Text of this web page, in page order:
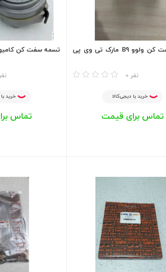
تسمه سفت کن ولوو B9 مارک تی وی پی
0 نفر
خرید با دیجی‌کالا
تماس برای قیمت
تسمه سفت کن
0 نفر
خرید
تماس